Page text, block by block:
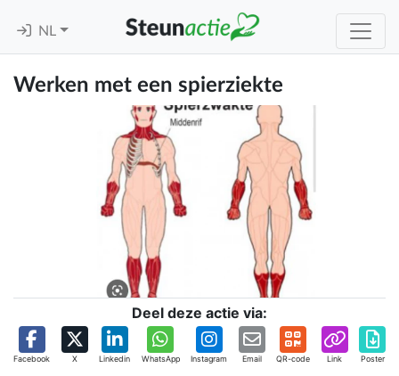
NL
Werken met een spierziekte
Deel deze actie via:
Facebook X Linkedin WhatsApp Instagram Email QR-code Link Poster